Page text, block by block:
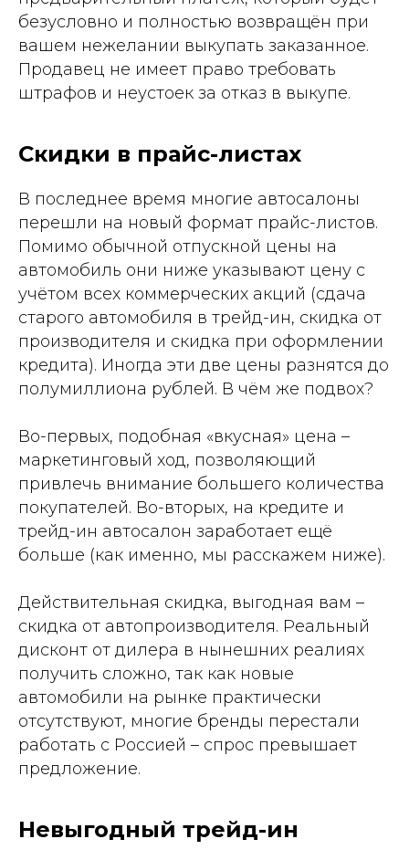
безусловно и полностью возвращён при
вашем нежелании выкупать заказанное.
Продавец не имеет право требовать
штрафов и неустоек за отказ в выкупе.
Скидки в прайс-листах
В последнее время многие автосалоны
перешли на новый формат прайс-листов.
Помимо обычной отпускной цены на
автомобиль они ниже указывают цену с
учётом всех коммерческих акций (сдача
старого автомобиля в трейд-ин, скидка от
производителя и скидка при оформлении
кредита). Иногда эти две цены разнятся до
полумиллиона рублей. В чём же подвох?
Во-первых, подобная «вкусная» цена –
маркетинговый ход, позволяющий
привлечь внимание большего количества
покупателей. Во-вторых, на кредите и
трейд-ин автосалон заработает ещё
больше (как именно, мы расскажем ниже).
Действительная скидка, выгодная вам –
скидка от автопроизводителя. Реальный
дисконт от дилера в нынешних реалиях
получить сложно, так как новые
автомобили на рынке практически
отсутствуют, многие бренды перестали
работать с Россией – спрос превышает
предложение.
Невыгодный трейд-ин